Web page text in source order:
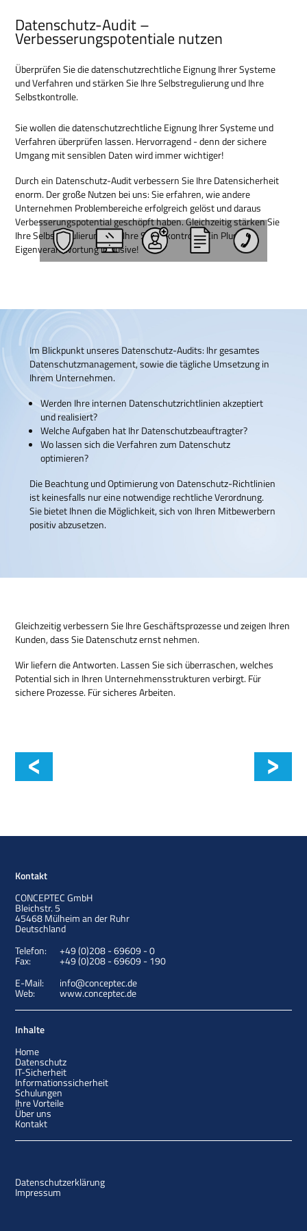
Datenschutz-Audit –
Verbesserungspotentiale nutzen
Überprüfen Sie die datenschutzrechtliche Eignung Ihrer Systeme
und Verfahren und stärken Sie Ihre Selbstregulierung und Ihre
Selbstkontrolle.
Sie wollen die datenschutzrechtliche Eignung Ihrer Systeme und
Verfahren überprüfen lassen. Hervorragend - denn der sichere
Umgang mit sensiblen Daten wird immer wichtiger!
Durch ein Datenschutz-Audit verbessern Sie Ihre Datensicherheit
enorm. Der große Nutzen bei uns: Sie erfahren, wie andere
Unternehmen Problembereiche erfolgreich gelöst und daraus
Verbesserungspotential geschöpft haben. Gleichzeitig stärken Sie
Ihre Selbstregulierung und Ihre Selbstkontrolle. Ein Plus an
Eigenverantwortung inklusive!
Im Blickpunkt unseres Datenschutz-Audits: Ihr gesamtes
Datenschutzmanagement, sowie die tägliche Umsetzung in
Ihrem Unternehmen.
Werden Ihre internen Datenschutzrichtlinien akzeptiert
und realisiert?
Welche Aufgaben hat Ihr Datenschutzbeauftragter?
Wo lassen sich die Verfahren zum Datenschutz
optimieren?
Die Beachtung und Optimierung von Datenschutz-Richtlinien
ist keinesfalls nur eine notwendige rechtliche Verordnung.
Sie bietet Ihnen die Möglichkeit, sich von Ihren Mitbewerbern
positiv abzusetzen.
Gleichzeitig verbessern Sie Ihre Geschäftsprozesse und zeigen Ihren
Kunden, dass Sie Datenschutz ernst nehmen.
Wir liefern die Antworten. Lassen Sie sich überraschen, welches
Potential sich in Ihren Unternehmensstrukturen verbirgt. Für
sichere Prozesse. Für sicheres Arbeiten.
Kontakt
CONCEPTEC GmbH
Bleichstr. 5
45468Mülheim an der Ruhr
Deutschland
Telefon:
+49 (0)208 - 69609 - 0
Fax:
+49 (0)208 - 69609 - 190
E-Mail:
info@conceptec.de
Web: www.conceptec.de
Inhalte
Home
Datenschutz
IT-Sicherheit
Informationssicherheit
Schulungen
Ihre Vorteile
Über uns
Kontakt
Datenschutzerklärung
Impressum